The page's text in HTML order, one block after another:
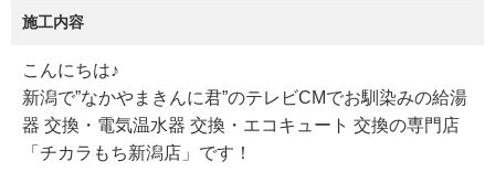
施工内容
こんにちは♪
新潟で”なかやまきんに君”のテレビCMでお馴染みの給湯
器 交換・電気温水器 交換・エコキュート 交換の専門店
「チカラもち新潟店」です！